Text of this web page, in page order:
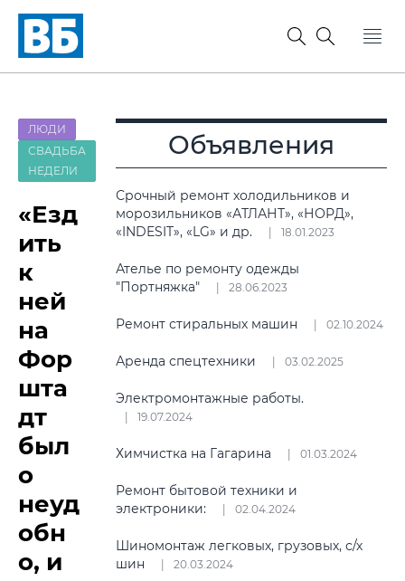
ЛЮДИ
СВАДЬБА
НЕДЕЛИ
«Езд
ить
к
ней
на
Фор
шта
дт
был
о
неуд
обн
о, и
Объявления
Срочный ремонт холодильников и
морозильников «АТЛАНТ», «НОРД»,
«INDESIT», «LG» и др.
18.01.2023
Ателье по ремонту одежды
"Портняжка"
28.06.2023
Ремонт стиральных машин 02.10.2024
Аренда спецтехники 03.02.2025
Электромонтажные работы.
19.07.2024
Химчистка на Гагарина 01.03.2024
Ремонт бытовой техники и
электроники:
02.04.2024
Шиномонтаж легковых, грузовых, с/х
шин
20.03.2024